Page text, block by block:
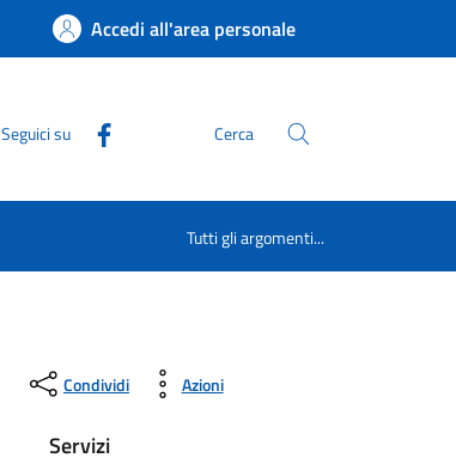
Accedi all'area personale
Seguici su Cerca
Tutti gli argomenti...
Condividi Azioni
Servizi